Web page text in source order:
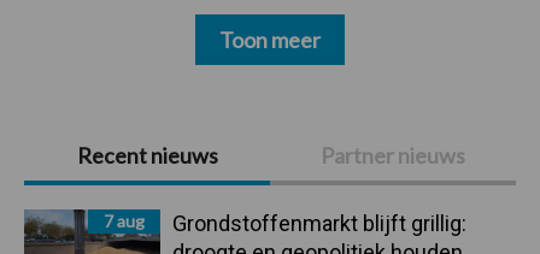
Primaire
Sidebar
Recent nieuws Partner nieuws
7 aug
Grondstoffenmarkt blijft grillig:
Toon meer